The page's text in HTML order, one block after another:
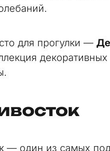
для прогулки —
— один из самых